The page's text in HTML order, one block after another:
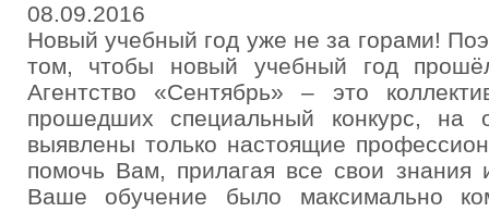
08.09.2016
Новый учебный год уже не за горами!
том, чтобы новый учебный год
Агентство «Сентябрь» – это
прошедших специальный конкурс, на
выявлены только настоящие
помочь Вам, прилагая все свои знания
Ваше обучение было максимально